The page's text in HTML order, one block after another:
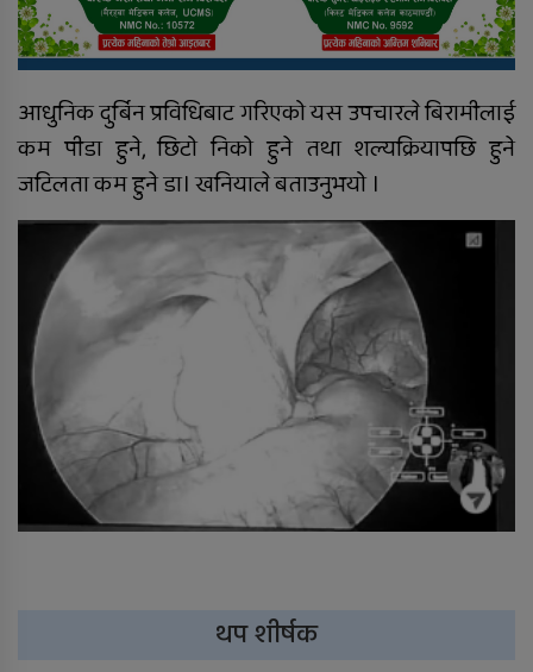
आधुनिक दुर्बिन प्रविधिबाट गरिएको यस उपचारले बिरामीलाई
कम पीडा हुने, छिटो निको हुने तथा शल्यक्रियापछि हुने
जटिलता कम हुने डा। खनियाले बताउनुभयो ।
थप शीर्षक